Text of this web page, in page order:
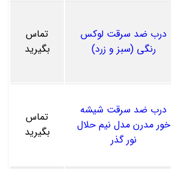
درب ضد سرقت لوکس
رنگی (سبز و زرد)
تماس
بگیرید
درب ضد سرقت شیشه
خور مدرن مدل نیم حلال
نور گذر
تماس
بگیرید